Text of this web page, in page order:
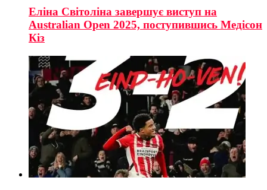
Еліна Світоліна завершує виступ на
Australian Open 2025, поступившись Медісон
Кіз